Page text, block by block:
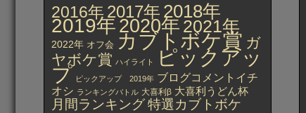
2016年 2017年 2018年
2019年2020年 2021年
2022年 オフ会 カブトボケ賞 ガ
ヤボケ賞 ハイライト ピックアッ
プ ピックアップ 2019年 ブログコメントイチ
オシ ランキングバトル 大喜利β 大喜利うどん杯
月間ランキング特選カブトボケ